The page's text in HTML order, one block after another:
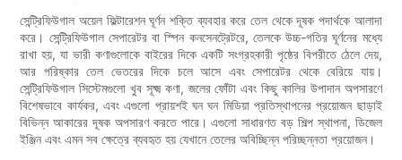
সেন্ট্রিফিউগাল অয়েল ফিল্টারেশন ঘূর্ণন শক্তি ব্যবহার করে তেল থেকে দূষক পদার্থকে আলাদা
করে। সেন্ট্রিফিউগাল সেপারেটর বা স্পিন কনসেনট্রেটরে, তেলকে উচ্চ-গতির ঘূর্ণনের মধ্যে
রাখা হয়, যা ভারী কণাগুলোকে বাইরের দিকে একটি সংগ্রহকারী পৃষ্ঠের বিপরীতে ঠেলে দেয়,
আর পরিষ্কার তেল ভেতরের দিকে চলে আসে এবং সেপারেটর থেকে বেরিয়ে যায়।
সেন্ট্রিফিউগাল সিস্টেমগুলো খুব সূক্ষ্ম কণা, জলের ফোঁটা এবং কিছু কালির উপাদান অপসারণে
বিশেষভাবে কার্যকর, এবং এগুলো প্রায়শই ঘন ঘন মিডিয়া প্রতিস্থাপনের প্রয়োজন ছাড়াই
বিভিন্ন আকারের দূষক অপসারণ করতে পারে। এগুলো সাধারণত বড় শিল্প স্থাপনা, ডিজেল
ইঞ্জিন এবং এমন সব ক্ষেত্রে ব্যবহৃত হয় যেখানে তেলের অবিচ্ছিন্ন পরিচ্ছন্নতা প্রয়োজন।